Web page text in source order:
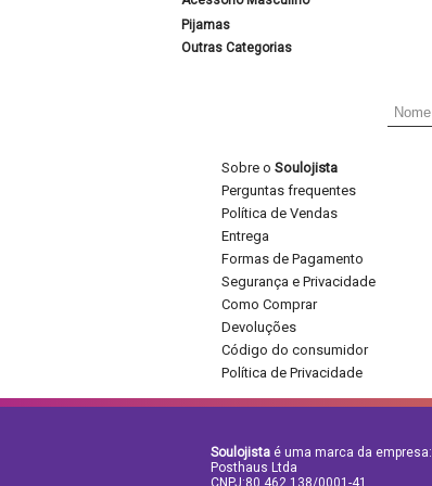
Pijamas
Outras Categorias
Sobre o Soulojista
Perguntas frequentes
Política de Vendas
Entrega
Formas de Pagamento
Segurança e Privacidade
Como Comprar
Devoluções
Código do consumidor
Política de Privacidade
Soulojista é uma marca da empresa:
Posthaus Ltda
CNPJ:80.462.138/0001-41